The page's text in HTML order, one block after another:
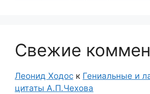
Свежие
Леонид Ходос к Гениальные и
цитаты А.П.Чехова